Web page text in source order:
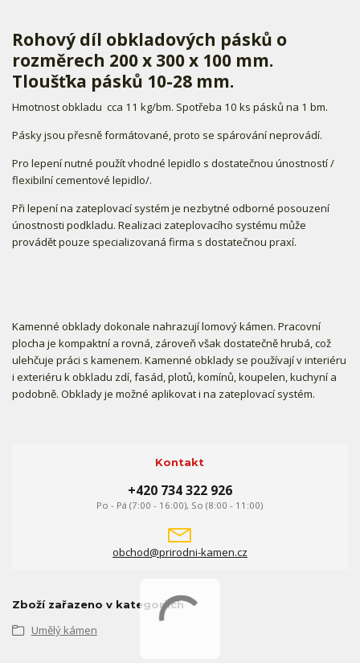
Rohový díl obkladových pásků o
rozměrech 200 x 300 x 100 mm.
Tloušťka pásků 10-28 mm.
Hmotnost obkladu cca 11 kg/bm. Spotřeba 10 ks pásků na 1 bm.
Pásky jsou přesně formátované, proto se spárování neprovádí.
Pro lepení nutné použít vhodné lepidlo s dostatečnou únostností /
flexibilní cementové lepidlo/.
Při lepení na zateplovací systém je nezbytné odborné posouzení
únostnosti podkladu. Realizaci zateplovacího systému může
provádět pouze specializovaná firma s dostatečnou praxí.
Kamenné obklady dokonale nahrazují lomový kámen. Pracovní
plocha je kompaktní a rovná, zároveň však dostatečně hrubá, což
ulehčuje práci s kamenem. Kamenné obklady se používají v interiéru
i exteriéru k obkladu zdí, fasád, plotů, komínů, koupelen, kuchyní a
podobně. Obklady je možné aplikovat i na zateplovací systém.
Kontakt
+420 734 322 926
Po - Pá (7:00 - 16:00), So (8:00 - 11:00)
obchod@prirodni-kamen.cz
Zboží zařazeno v kategoriích
Umělý kámen